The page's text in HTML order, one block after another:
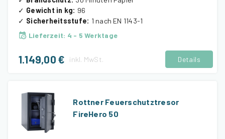
✓ Gewicht in kg: 96
✓ Sicherheitsstufe: 1 nach EN 1143-1
Lieferzeit: 4 - 5 Werktage
1.149,00 € inkl. MwSt. Details
Rottner Feuerschutztresor
FireHero 50